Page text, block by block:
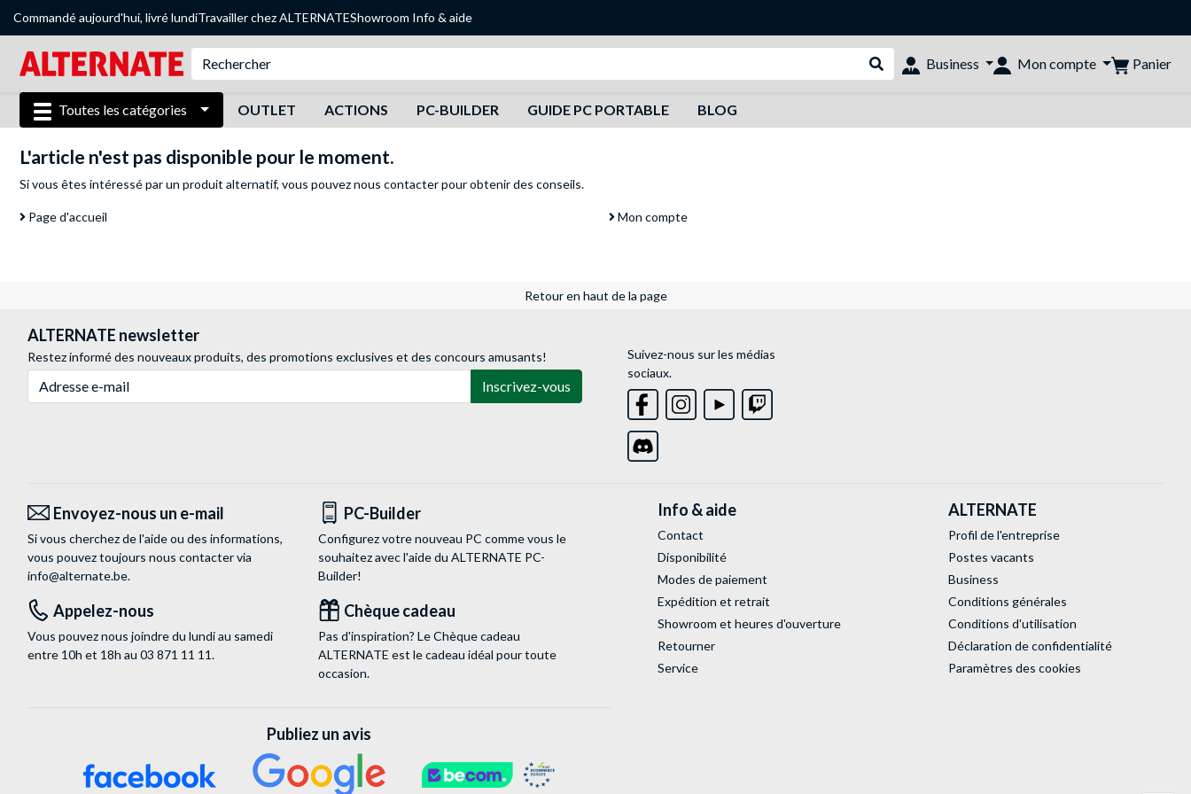
Commandé aujourd'hui, livré lundiTravailler chez ALTERNATEShowroom Info & aide
Rechercher dans le shop
Business Mon compte Panier
Toutes les catégories OUTLET ACTIONS PC-BUILDER GUIDE PC PORTABLE BLOG
L'article n'est pas disponible pour le moment.
Si vous êtes intéressé par un produit alternatif, vous pouveznous contacterpour obtenir des conseils.
Page d'accueil Mon compte
Retour en haut de la page
ALTERNATE newsletter
Restez informé des nouveaux produits, des promotions exclusives et des concours amusants!
Inscrivez-vous
Suivez-nous sur les médias
sociaux.
Envoyez-nous un e-mail
Si vous cherchez de l'aide ou des informations,
vous pouvez toujours nous contacter via
info@alternate.be.
PC-Builder
Configurez votre nouveau PC comme vous le
souhaitez avec l'aide du ALTERNATE PC-
Builder!
Appelez-nous
Vous pouvez nous joindre du lundi au samedi
entre 10h et 18h au 03 871 11 11.
Chèque cadeau
Pas d'inspiration? Le Chèque cadeau
ALTERNATE est le cadeau idéal pour toute
occasion.
Info & aide
Contact
Disponibilité
Modes de paiement
Expédition et retrait
Showroom et heures d'ouverture
Retourner
Service
ALTERNATE
Profil de l'entreprise
Postes vacants
Business
Conditions générales
Conditions d'utilisation
Déclaration de confidentialité
Paramètres des cookies
Publiez un avis